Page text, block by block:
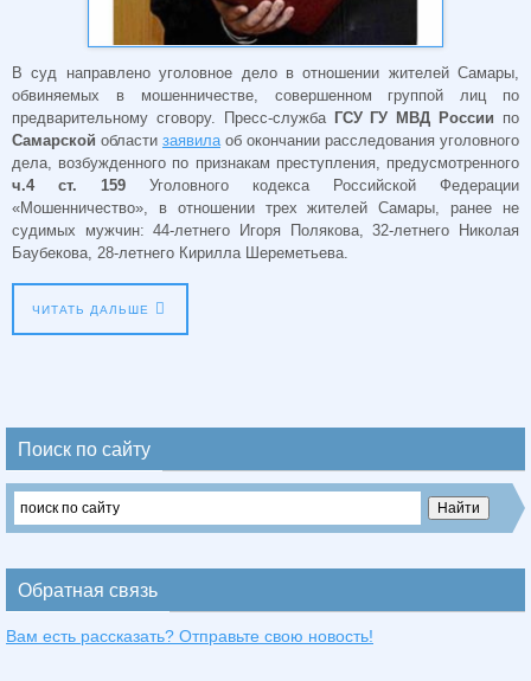
В суд направлено уголовное дело в отношении жителей Самары,
обвиняемых в мошенничестве, совершенном группой лиц по
предварительному сговору. Пресс-служба ГСУ ГУ МВД России по
Самарской области заявилаоб окончании расследования уголовного
дела, возбужденного по признакам преступления, предусмотренного
ч.4 ст. 159 Уголовного кодекса Российской Федерации
«Мошенничество», в отношении трех жителей Самары, ранее не
судимых мужчин: 44-летнего Игоря Полякова, 32-летнего Николая
Баубекова, 28-летнего Кирилла Шереметьева.
ЧИТАТЬ ДАЛЬШЕ
Поиск по сайту
Обратная связь
Вам есть рассказать? Отправьте свою новость!